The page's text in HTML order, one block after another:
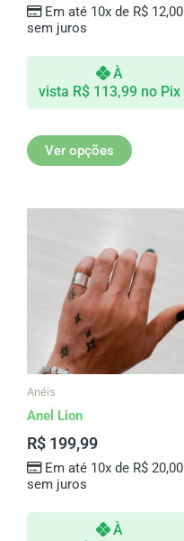
Em até 10x de R$12,00
sem juros
À
vista R$ 113,99 no Pix
Ver opções
do
Anéis
Anel Lion
R$ 199,99
Em até 10x de R$20,00
sem juros
À